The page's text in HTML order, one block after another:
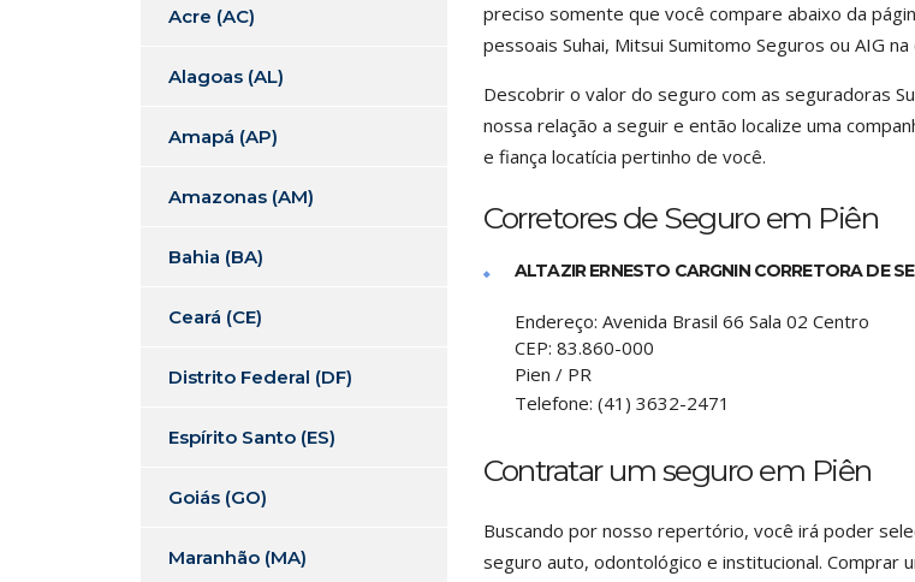
preciso somente que você compare abaixo da
pessoais Suhai, Mitsui Sumitomo Seguros ou AIG na
Descobrir o valor do seguro com as seguradoras
nossa relação a seguir e então localize uma
e fiança locatícia pertinho de você.
Corretores de Seguro em Piên
ALTAZIR ERNESTO CARGNIN CORRETORA DE
Endereço: Avenida Brasil 66 Sala 02 Centro
CEP: 83.860-000
Pien / PR
Telefone: (41) 3632-2471
Contratar um seguro em Piên
Buscando por nosso repertório, você irá poder
seguro auto, odontológico e institucional. Comprar
Acre (AC)
Alagoas (AL)
Amapá (AP)
Amazonas (AM)
Bahia (BA)
Ceará (CE)
Distrito Federal (DF)
Espírito Santo (ES)
Goiás (GO)
Maranhão (MA)